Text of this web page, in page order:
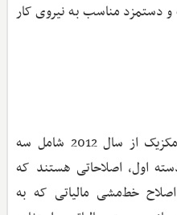
دستمزد مناسب به نیروی کار
بسته اصلاحات ساختاری دولت مکزیک از سال 2012 شامل سه
اول، اصلاحاتی هستند که
خط‌مشی مالیاتی که به